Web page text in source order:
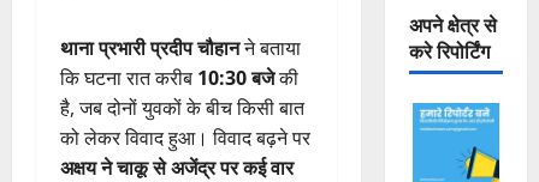
थाना प्रभारी प्रदीप चौहानने बताया
कि घटना रात करीब 10:30 बजेकी
है, जब दोनों युवकों के बीच किसी बात
को लेकर विवाद हुआ। विवाद बढ़ने पर
अक्षय ने चाकू से अजेंद्र पर कई वार
अपने क्षेत्र से
करे रिपोर्टिंग